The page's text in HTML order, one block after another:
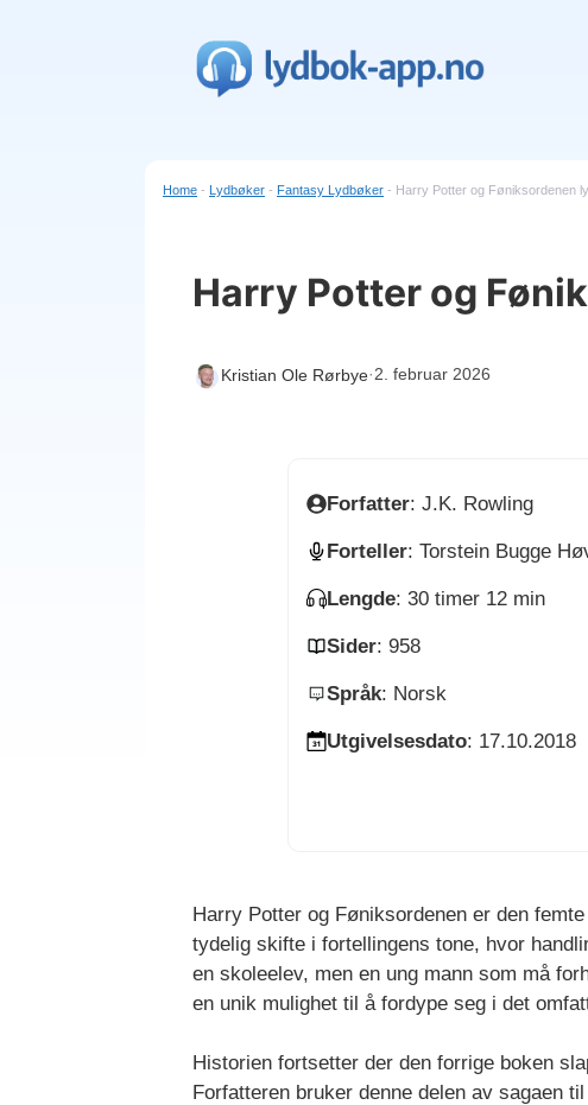
Home - Lydbøker - Fantasy Lydbøker - Harry Potter og Føniksordenen
Harry Potter og
Kristian Ole Rørbye·2. februar 2026
Forfatter: J.K. Rowling
Forteller: Torstein Bugge
Lengde: 30 timer 12 min
Sider: 958
Språk: Norsk
Utgivelsesdato: 17.10.2018
Harry Potter og Føniksordenen er den
tydelig skifte i fortellingens tone, hvor
en skoleelev, men en ung mann som må
en unik mulighet til å fordype seg i det
Historien fortsetter der den forrige boken
Forfatteren bruker denne delen av sagaen